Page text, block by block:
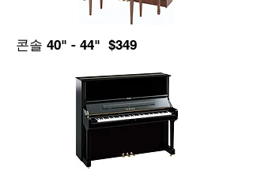
콘솔 40" - 44" $349